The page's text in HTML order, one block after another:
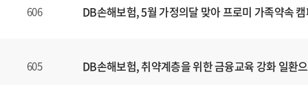
606 DB손해보험, 5월 가정의달 맞아 프로미 가족약속
605 DB손해보험, 취약계층을 위한 금융교육 강화 일환